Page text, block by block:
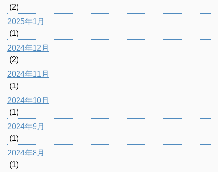
(2)
2025年1月
(1)
2024年12月
(2)
2024年11月
(1)
2024年10月
(1)
2024年9月
(1)
2024年8月
(1)